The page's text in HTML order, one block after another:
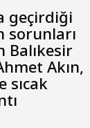
geçirdiği
sorunları
Akın,
sıcak